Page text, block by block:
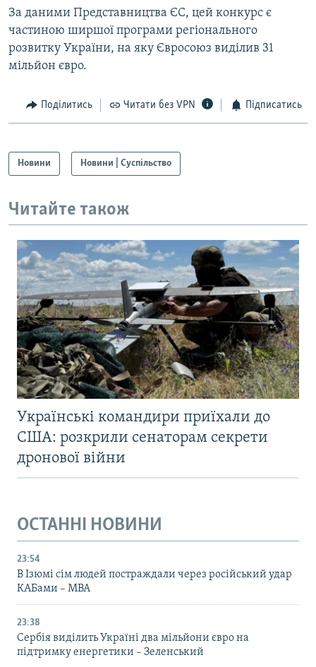
За даними Представництва ЄС, цей конкурс є
частиною ширшої програми регіонального
розвитку України, на яку Євросоюз виділив 31
мільйон євро.
Поділитись Читати без VPN Підписатись
Новини Новини | Суспільство
Читайте також
Українські командири приїхали до
США: розкрили сенаторам секрети
дронової війни
ОСТАННІ НОВИНИ
23:54
В Ізюмі сім людей постраждали через російський удар
КАБами – МВА
23:38
Сербія виділить Україні два мільйони євро на
підтримку енергетики – Зеленський